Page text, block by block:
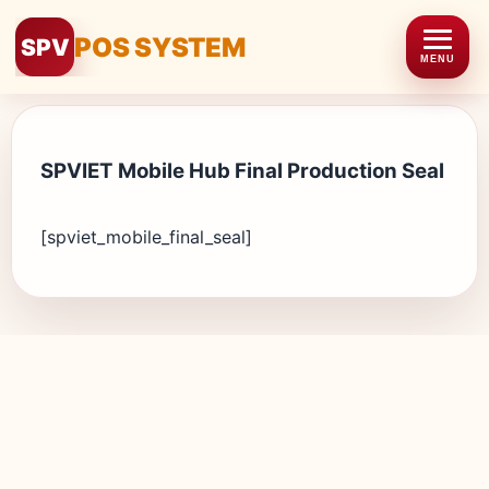
SPV POS SYSTEM MENU
SPVIET Mobile Hub Final Production Seal
[spviet_mobile_final_seal]